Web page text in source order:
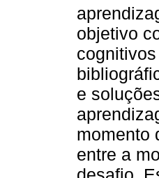
objetivo
e
momento
entre a